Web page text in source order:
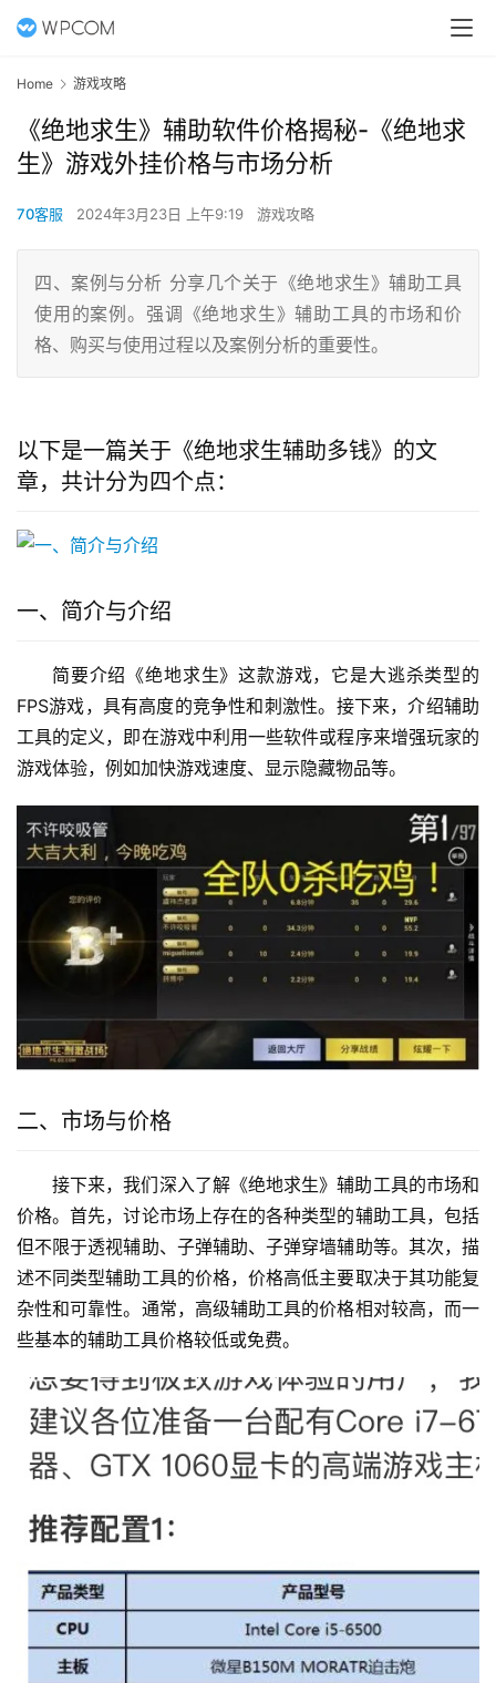
Home 游戏攻略
《绝地求生》辅助软件价格揭秘-《绝地求
生》游戏外挂价格与市场分析
70客服 2024年3月23日 上午9:19 游戏攻略
四、案例与分析 分享几个关于《绝地求生》辅助工具
使用的案例。强调《绝地求生》辅助工具的市场和价
格、购买与使用过程以及案例分析的重要性。
以下是一篇关于《绝地求生辅助多钱》的文
章，共计分为四个点：
一、简介与介绍
简要介绍《绝地求生》这款游戏，它是大逃杀类型的
FPS游戏，具有高度的竞争性和刺激性。接下来，介绍辅助
工具的定义，即在游戏中利用一些软件或程序来增强玩家的
游戏体验，例如加快游戏速度、显示隐藏物品等。
二、市场与价格
接下来，我们深入了解《绝地求生》辅助工具的市场和
价格。首先，讨论市场上存在的各种类型的辅助工具，包括
但不限于透视辅助、子弹辅助、子弹穿墙辅助等。其次，描
述不同类型辅助工具的价格，价格高低主要取决于其功能复
杂性和可靠性。通常，高级辅助工具的价格相对较高，而一
些基本的辅助工具价格较低或免费。